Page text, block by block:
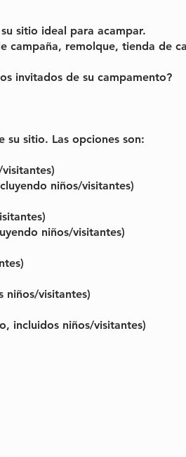
sitio ideal para acampar.
campaña, remolque, tienda de
invitados de su campamento?
su sitio. Las opciones son:
niños/visitantes)
niños/visitantes)
niños/visitantes)
incluidos niños/visitantes)